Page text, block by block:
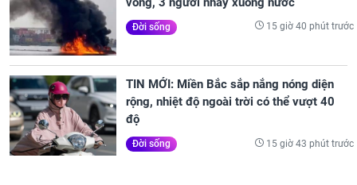
Đời sống 15 giờ 40 phút trước
TIN MỚI: Miền Bắc sắp nắng nóng diện
rộng, nhiệt độ ngoài trời có thể vượt 40
độ
Đời sống 15 giờ 43 phút trước